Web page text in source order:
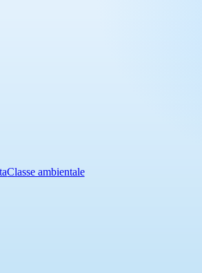
Classe ambientale